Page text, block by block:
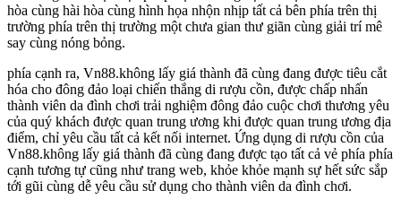
hòa cùng hài hòa cùng hình họa nhộn nhịp tất cả bên phía trên thị
trường phía trên thị trường một chưa gian thư giãn cùng giải trí mê
say cùng nóng bỏng.
phía cạnh ra, Vn88.không lấy giá thành đã cùng đang được tiêu cắt
hóa cho đông đảo loại chiến thắng di rượu cồn, được chấp nhấn
thành viên da đình chơi trải nghiệm đông đảo cuộc chơi thương yêu
của quý khách được quan trung ương khi được quan trung ương địa
điểm, chỉ yêu cầu tất cả kết nối internet. Ứng dụng di rượu cồn của
Vn88.không lấy giá thành đã cùng đang được tạo tất cả vẻ phía phía
cạnh tương tự cũng như trang web, khỏe khỏe mạnh sự hết sức sắp
tới gũi cùng dễ yêu cầu sử dụng cho thành viên da đình chơi.